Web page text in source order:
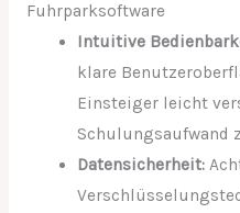
Fuhrparksoftware
Intuitive
klare
Einsteiger leicht
Schulungsaufwand
Datensicherheit: